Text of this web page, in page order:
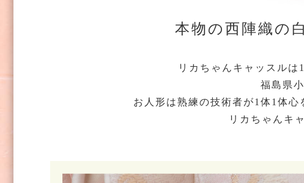
本物の西陣織の
リカちゃんキャッスル
福島県
お人形は熟練の技術者が1体1体
リカちゃんキ